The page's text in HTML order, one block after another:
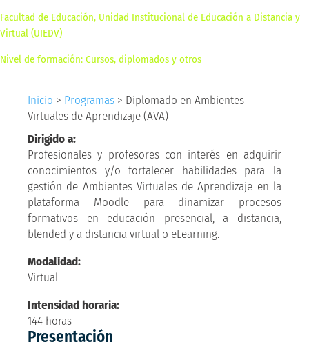
este
campo
vacío.
Facultad de Educación, Unidad Institucional de Educación a Distancia y
Virtual (UIEDV)
Nivel de formación: Cursos, diplomados y otros
Inicio > Programas > Diplomado en Ambientes
Virtuales de Aprendizaje (AVA)
Dirigido a:
Profesionales y profesores con interés en adquirir
conocimientos y/o fortalecer habilidades para la
gestión de Ambientes Virtuales de Aprendizaje en la
plataforma Moodle para dinamizar procesos
formativos en educación presencial, a distancia,
blended y a distancia virtual o eLearning.
Modalidad:
Virtual
Intensidad horaria:
144 horas
Presentación